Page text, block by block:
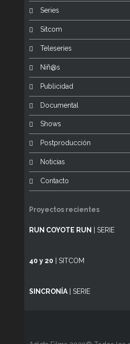
Series
Sitcom
Teleseries
Niñ@s
Publicidad
Documental
Shows
Postproducción
Noticias
Contacto
Proyectos recientes
RUN COYOTE RUN | SERIE
40 y 20 | SITCOM
SINCRONÍA | SERIE